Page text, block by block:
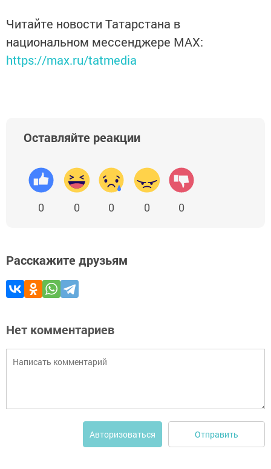
Читайте новости Татарстана в
национальном мессенджере MАХ:
https://max.ru/tatmedia
Оставляйте реакции
0 0 0 0 0
Расскажите друзьям
Нет комментариев
Авторизоваться Отправить